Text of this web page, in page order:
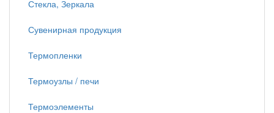
Стекла, Зеркала
Сувенирная продукция
Термопленки
Термоузлы / печи
Термоэлементы